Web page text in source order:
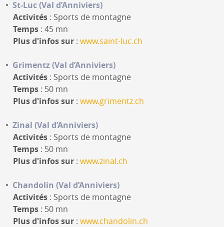
St-Luc (Val d’Anniviers)
Activités : Sports de montagne
Temps : 45 mn
Plus d'infos sur : www.saint-luc.ch
Grimentz (Val d’Anniviers)
Activités : Sports de montagne
Temps : 50 mn
Plus d'infos sur : www.grimentz.ch
Zinal (Val d’Anniviers)
Activités : Sports de montagne
Temps : 50 mn
Plus d'infos sur : www.zinal.ch
Chandolin (Val d’Anniviers)
Activités : Sports de montagne
Temps : 50 mn
Plus d'infos sur : www.chandolin.ch